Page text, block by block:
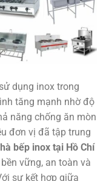
dụng inox trong
tăng mạnh nhờ độ
năng chống ăn mòn
đơn vị đã tập trung
bếp inox tại Hồ Chí
vững, an toàn và
sự kết hợp giữa